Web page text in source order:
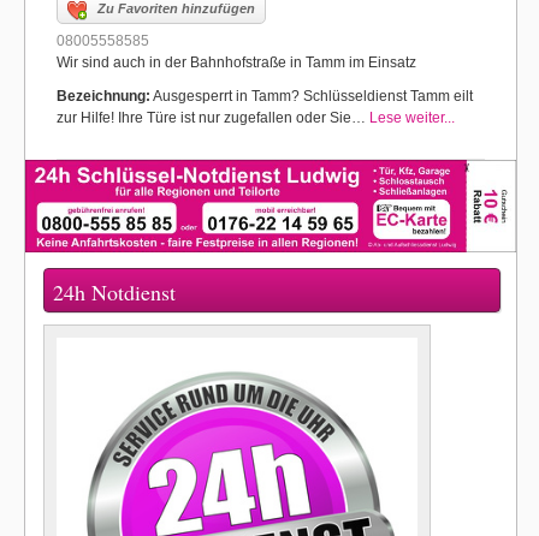
Zu Favoriten hinzufügen
08005558585
Wir sind auch in der Bahnhofstraße in Tamm im Einsatz
Bezeichnung: Ausgesperrt in Tamm? Schlüsseldienst Tamm eilt
zur Hilfe! Ihre Türe ist nur zugefallen oder Sie… Lese weiter...
24h Notdienst